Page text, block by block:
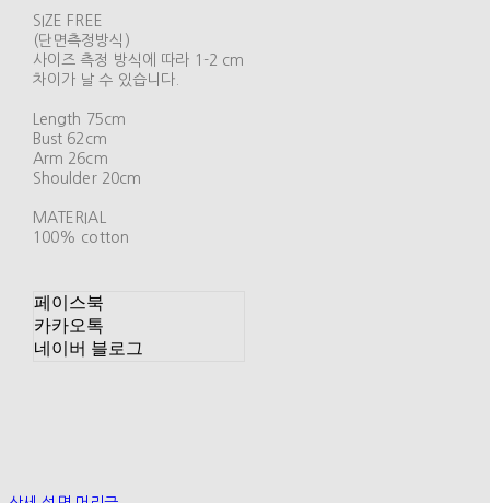
SIZE FREE
(단면측정방식)
사이즈 측정 방식에 따라 1-2 cm
차이가 날 수 있습니다.
Length 75cm
Bust 62cm
Arm 26cm
Shoulder 20cm
MATERIAL
100% cotton
페이스북
카카오톡
네이버 블로그